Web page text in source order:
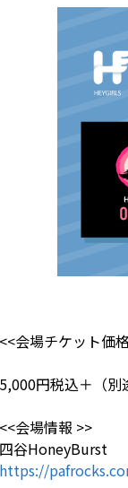
<<会場チケット価
5,000円税込＋（別
<<会場情報 >>
四谷HoneyBurst
https://